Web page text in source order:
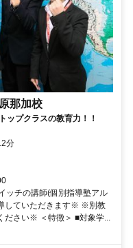
那加校
プクラスの教育力！！
分
ッチの講師(個別指導塾アル
していただきます※ ※別教
ださい※ ＜特徴＞ ■対象学...